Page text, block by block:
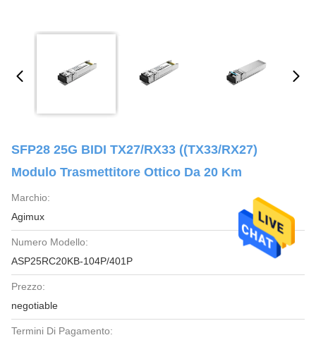
SFP28 25G BIDI TX27/RX33 ((TX33/RX27)
Modulo Trasmettitore Ottico Da 20 Km
Marchio:
Agimux
Numero Modello:
ASP25RC20KB-104P/401P
Prezzo:
negotiable
Termini Di Pagamento: